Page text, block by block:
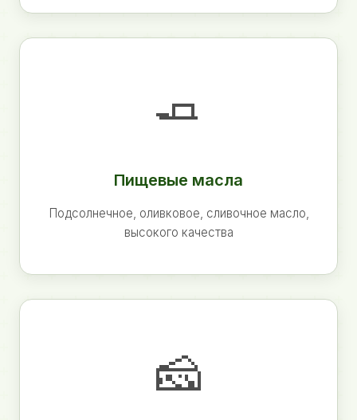
🧈
Пищевые масла
Подсолнечное, оливковое, сливочное масло,
высокого качества
🧀